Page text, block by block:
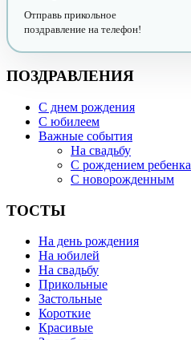
Отправь прикольное
поздравление на телефон!
ПОЗДРАВЛЕНИЯ
С днем рождения
С юбилеем
Важные события
На свадьбу
С рождением ребенка
С новорожденным
ТОСТЫ
На день рождения
На юбилей
На свадьбу
Прикольные
Застольные
Короткие
Красивые